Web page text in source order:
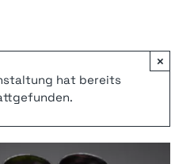
hat bereits
×